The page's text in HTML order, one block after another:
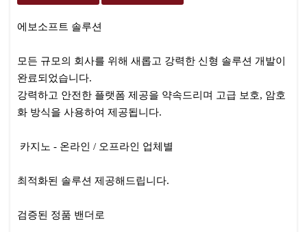
에보소프트 솔루션
모든 규모의 회사를 위해 새롭고 강력한 신형 솔루션 개발이
완료되었습니다.
강력하고 안전한 플랫폼 제공을 약속드리며 고급 보호, 암호
화 방식을 사용하여 제공됩니다.
카지노 - 온라인 / 오프라인 업체별
최적화된 솔루션 제공해드립니다.
검증된 정품 밴더로